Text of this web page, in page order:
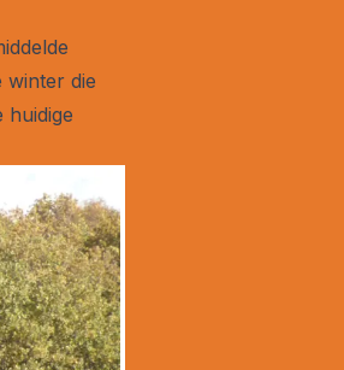
winter die
huidige